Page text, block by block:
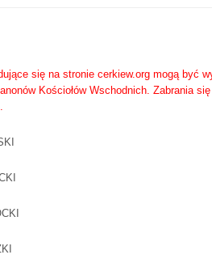
się na stronie cerkiew.org mogą być
Kościołów Wschodnich. Zabrania